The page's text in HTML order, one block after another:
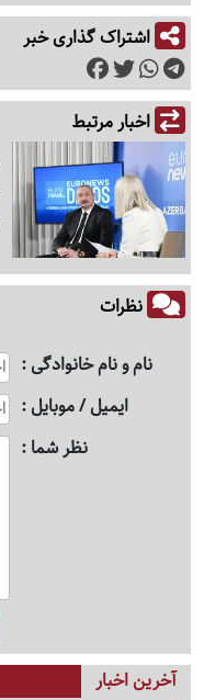
اشتراک گذاری خبر
اخبار مرتبط
نظرات
نام و نام خانوادگی
ایمیل / موبایل
نظر شما
آخرین اخبار